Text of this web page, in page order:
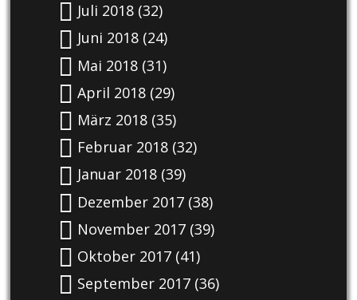
Juli 2018(32)
Juni 2018(24)
Mai 2018(31)
April 2018(29)
März 2018(35)
Februar 2018(32)
Januar 2018(39)
Dezember 2017(38)
November 2017(39)
Oktober 2017(41)
September 2017(36)